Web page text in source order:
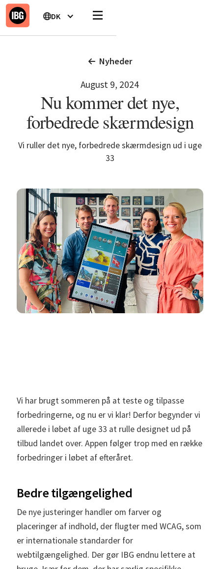
DK
Nyheder
August 9, 2024
Nu kommer det nye,
forbedrede skærmdesign
Vi ruller det nye, forbedrede skærmdesign ud i uge
33
Vi har brugt sommeren på at teste og tilpasse
forbedringerne, og nu er vi klar! Derfor begynder vi
allerede i løbet af uge 33 at rulle designet ud på
tilbud landet over. Appen følger trop med en række
forbedringer i løbet af efteråret.
Bedre tilgængelighed
De nye justeringer handler om farver og
placeringer af indhold, der flugter med WCAG, som
er internationale standarder for
webtilgængelighed. Der gør IBG endnu lettere at